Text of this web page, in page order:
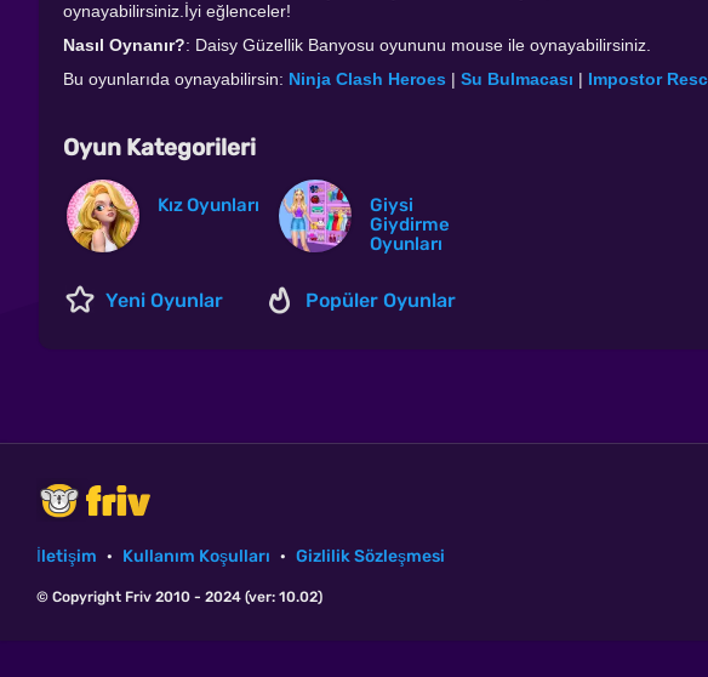
oynayabilirsiniz.İyi eğlenceler!
Nasıl Oynanır?: Daisy Güzellik Banyosu oyununu mouse ile oynayabilirsiniz.
Bu oyunlarıda oynayabilirsin: Ninja Clash Heroes | Su Bulmacası | Impostor
Oyun Kategorileri
Kız Oyunları
Giysi
Giydirme
Oyunları
Yeni Oyunlar Popüler Oyunlar
İletişim · Kullanım Koşulları · Gizlilik Sözleşmesi
© Copyright Friv 2010 - 2024 (ver: 10.02)